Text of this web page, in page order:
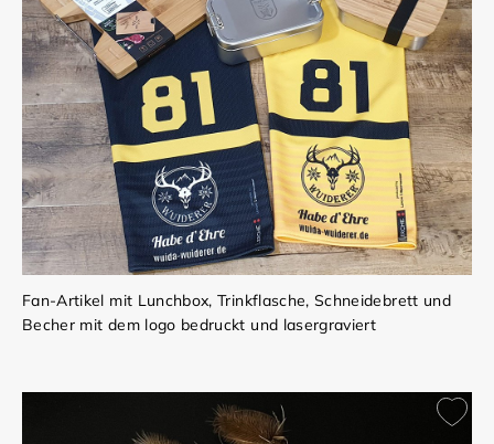
Fan-Artikel mit Lunchbox, Trinkflasche, Schneidebrett und
Becher mit dem logo bedruckt und lasergraviert